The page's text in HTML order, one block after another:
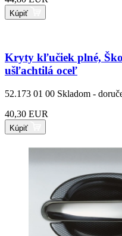
Kúpiť
Kryty kľučiek plné,
ušľachtilá oceľ
52.173 01 00 Skladom -
40,30 EUR
Kúpiť